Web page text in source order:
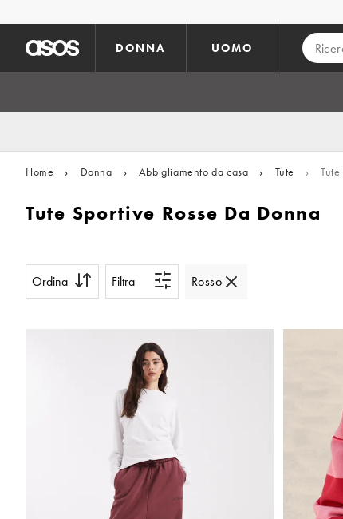
DONNA UOMO
Home › Donna › Abbigliamento da casa › Tute ›
Tute Sportive Rosse Da Donna
Ordina Filtra Rosso